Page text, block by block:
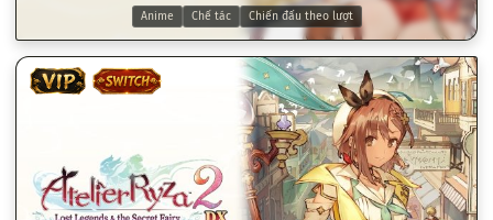
Anime Chế tác Chiến đấu theo lượt
VIP SWITCH